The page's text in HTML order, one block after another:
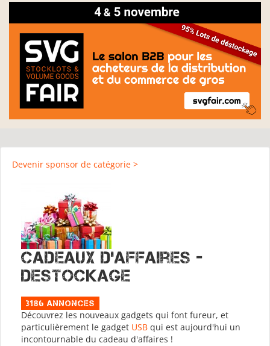
Devenir sponsor de catégorie >
Cadeaux d'affaires -
Destockage
3186 Annonces
Découvrez les nouveaux gadgets qui font fureur, et
particulièrement le gadget USB qui est aujourd'hui un
incontournable du cadeau d'affaires !